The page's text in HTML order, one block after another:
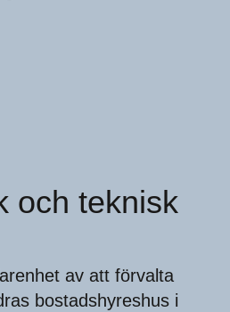
och teknisk
av att förvalta
bostadshyreshus i